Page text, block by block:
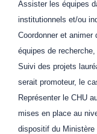
Assister les équipes
institutionnels et/ou
Coordonner et animer
équipes de
Suivi des projets
serait promoteur, le
Représenter le CHU
mises en place au
dispositif du Ministère